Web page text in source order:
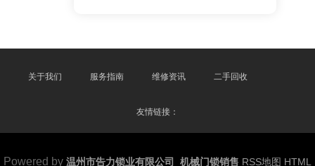
关于我们 服务指南 维修资讯 二手回收
友情链接：
Powered by 温州市告力锁业有限公司_机械门锁销售 RSS地图 HTML